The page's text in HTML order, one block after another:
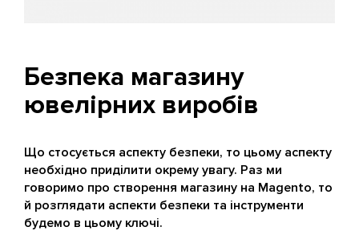
Безпека магазину
ювелірних виробів
Що стосується аспекту безпеки, то цьому аспекту
необхідно приділити окрему увагу. Раз ми
говоримо про створення магазину на Magento, то
й розглядати аспекти безпеки та інструменти
будемо в цьому ключі.